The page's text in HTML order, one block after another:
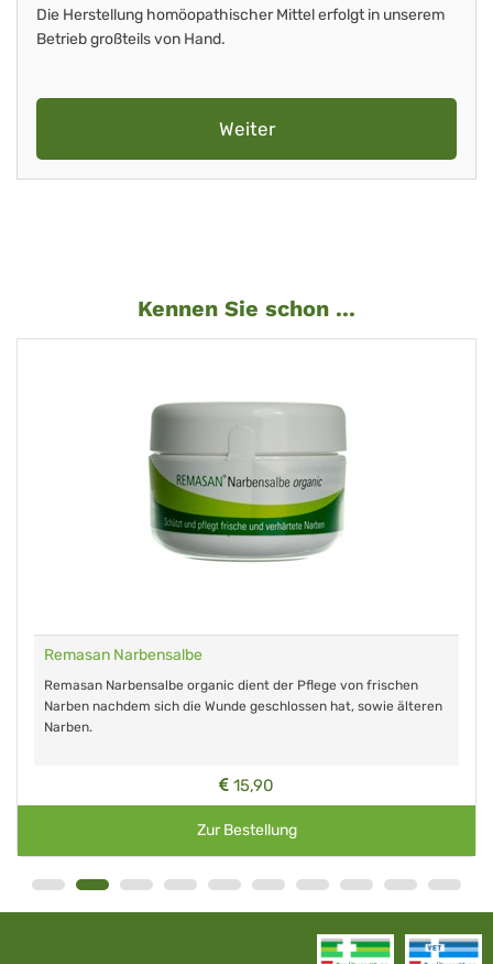
Die Herstellung homöopathischer Mittel erfolgt in unserem
Betrieb großteils von Hand.
Weiter
Kennen Sie schon ...
Remasan Narbensalbe
Remasan Narbensalbe organic dient der Pflege von frischen
Narben nachdem sich die Wunde geschlossen hat, sowie älteren
Narben.
15,90
Zur Bestellung